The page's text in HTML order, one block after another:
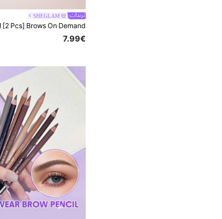
SHEGLAM
7.99€